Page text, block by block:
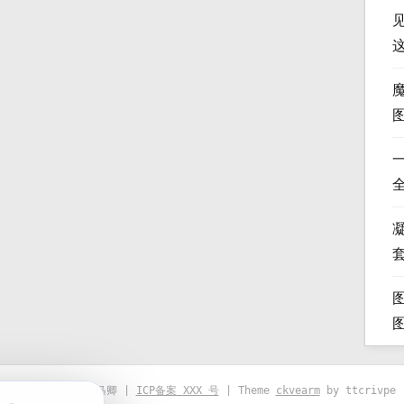
© 2021-2026 优马卿 | ICP备案 XXX 号| Theme ckvearmby ttcrivpe